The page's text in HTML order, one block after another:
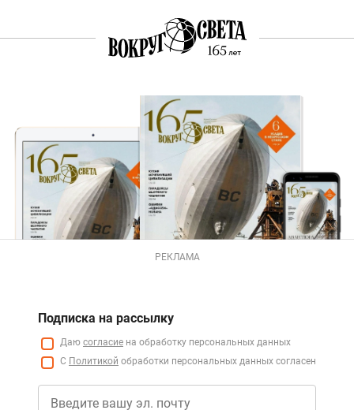
РЕКЛАМА
Подписка на рассылку
Даю согласие на обработку персональных данных
С Политикой обработки персональных данных согласен